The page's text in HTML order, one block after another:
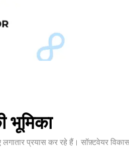
भूमिका
लगातार प्रयास कर रहे हैं। सॉफ़्टवेयर